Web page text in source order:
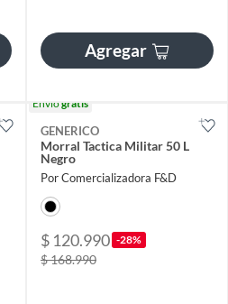
Agregar
Envíogratis
GENERICO
Morral Tactica Militar 50 L
Negro
Por Comercializadora F&D
$ 120.990 -28%
$ 168.990